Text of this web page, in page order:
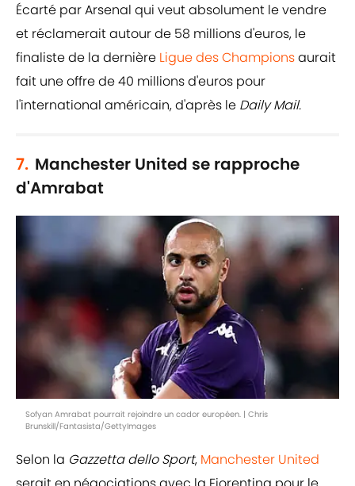
Écarté par Arsenal qui veut absolument le vendre
et réclamerait autour de 58 millions d'euros, le
finaliste de la dernière Ligue des Championsaurait
fait une offre de 40 millions d'euros pour
l'international américain, d'après le Daily Mail.
7. Manchester United se rapproche
d'Amrabat
Sofyan Amrabat pourrait rejoindre un cador européen. | Chris
Brunskill/Fantasista/GettyImages
Selon la Gazzetta dello Sport, Manchester United